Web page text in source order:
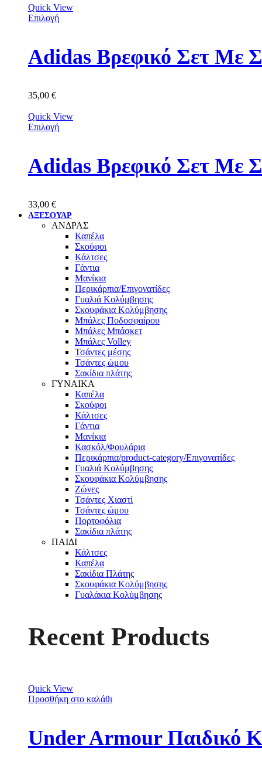
Quick View
Επιλογή
Adidas Βρεφικό Σετ Με
35,00 €
Quick View
Επιλογή
Adidas Βρεφικό Σετ Με
33,00 €
ΑΞΕΣΟΥΑΡ
ΑΝΔΡΑΣ
Καπέλα
Σκούφοι
Κάλτσες
Γάντια
Μανίκια
Περικάρπια/Επιγονατίδες
Γυαλιά Κολύμβησης
Σκουφάκια Κολύμβησης
Μπάλες Ποδοσφαίρου
Μπάλες Μπάσκετ
Μπάλες Volley
Τσάντες μέσης
Τσάντες ώμου
Σακίδια πλάτης
ΓΥΝΑΙΚΑ
Καπέλα
Σκούφοι
Κάλτσες
Γάντια
Μανίκια
Κασκόλ/Φουλάρια
Περικάρπια/product-category/Επιγονατίδες
Γυαλιά Κολύμβησης
Σκουφάκια Κολύμβησης
Ζώνες
Τσάντες Χιαστί
Τσάντες ώμου
Πορτοφόλια
Σακίδια πλάτης
ΠΑΙΔΙ
Κάλτσες
Καπέλα
Σακίδια Πλάτης
Σκουφάκια Κολύμβησης
Γυαλάκια Κολύμβησης
Recent Products
Quick View
Προσθήκη στο καλάθι
Under Armour Παιδικό